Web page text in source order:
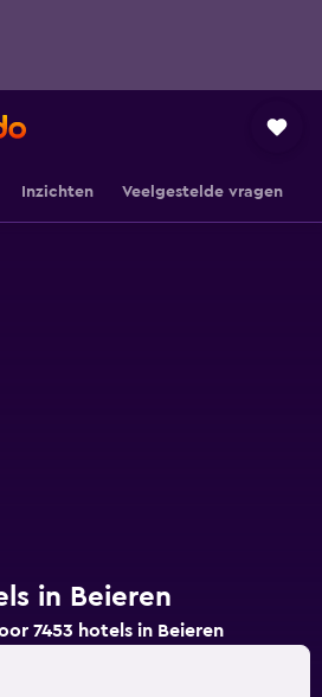
Inzichten Veelgestelde vragen
in Beieren
7453 hotels in Beieren